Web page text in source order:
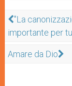
"La
importante per
Amare da Dio